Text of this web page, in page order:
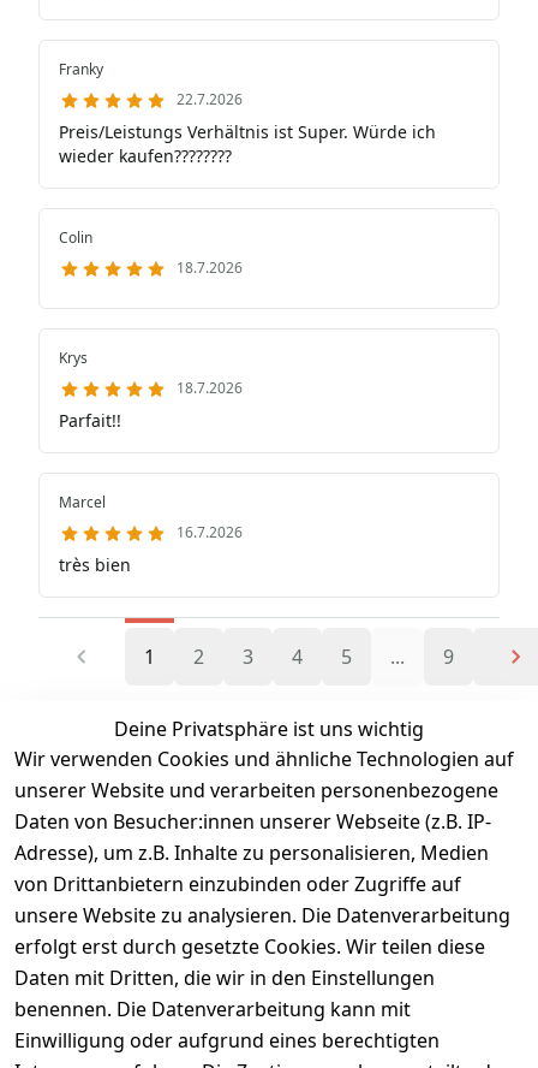
Franky
22.7.2026
Preis/Leistungs Verhältnis ist Super. Würde ich
wieder kaufen????????
Colin
18.7.2026
Krys
18.7.2026
Parfait!!
Marcel
16.7.2026
très bien
1 2 3 4 5 ... 9
EU-Verantwortlicher – hier klicken für Details
Deine Privatsphäre ist uns wichtig
Wir verwenden Cookies und ähnliche Technologien auf
unserer Website und verarbeiten personenbezogene
Daten von Besucher:innen unserer Webseite (z.B. IP-
Adresse), um z.B. Inhalte zu personalisieren, Medien
von Drittanbietern einzubinden oder Zugriffe auf
unsere Website zu analysieren. Die Datenverarbeitung
erfolgt erst durch gesetzte Cookies. Wir teilen diese
Daten mit Dritten, die wir in den Einstellungen
benennen. Die Datenverarbeitung kann mit
Einwilligung oder aufgrund eines berechtigten
Heute bestellt,
morgen geliefert
100 Tage
Umtauschrecht